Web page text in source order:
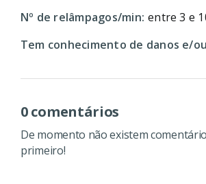
Nº de relâmpagos/min: entre 3 e
Tem conhecimento de danos e/
0 comentários
De momento não existem
primeiro!